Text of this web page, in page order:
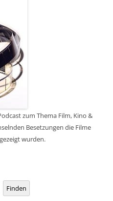
zum Thema Film, Kino &
Besetzungen die Filme
wurden.
Finden